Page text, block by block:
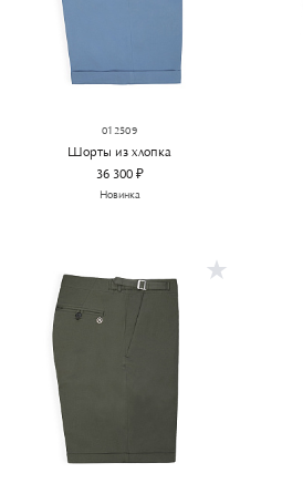
012509
Шорты из хлопка
36 300 ₽
Новинка